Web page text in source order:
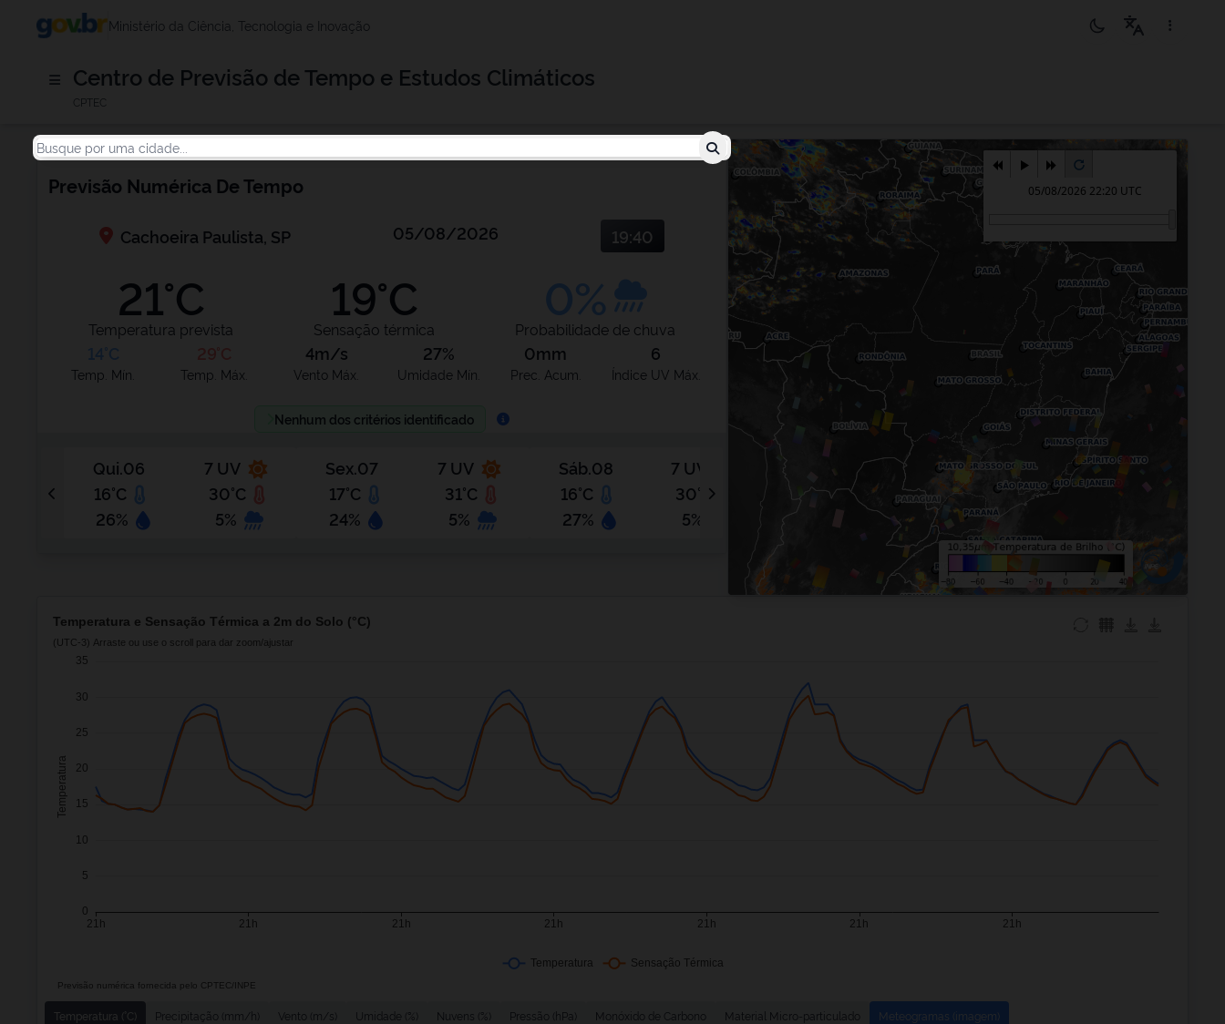
Ministério da Ciência, Tecnologia e Inovação
Centro de Previsão de Tempo e Estudos Climáticos
CPTEC
Previsão Numérica De Tempo
Cachoeira Paulista, SP 05/08/2026 19:40
21°C
Temperatura prevista
19°C
Sensação térmica
0%
Probabilidade de chuva
14°C
Temp. Mín. Temp. Máx.
4m/s
Vento Máx.
27%
Umidade Mín.
0mm
Prec. Acum.
6
Índice UV Máx.
Nenhum dos critérios identificado
Qui.06
7 UV
16°C
30°C
26%
5%
Sex.07
7 UV
17°C
31°C
24%
5%
Sáb.08
7 UV
16°C
30°C
27%
5%
7 UV
17°C
32°C
5%
Seg.10
7 UV
17°C
Temperatura (°C) Precipitação (mm/h) Vento (m/s) Umidade (%) Nuvens (%) Pressão (hPa) Monóxido de Carbono Material Micro-particulado Meteogramas (imagem)